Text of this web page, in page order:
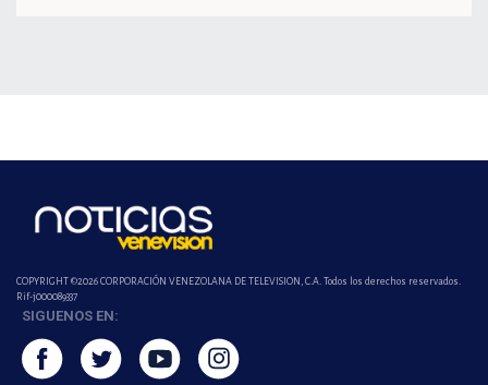
COPYRIGHT ©2026 CORPORACIÓN VENEZOLANA DE TELEVISION, C.A. Todos los derechos reservados.
Rif-j000089337
SIGUENOS EN: